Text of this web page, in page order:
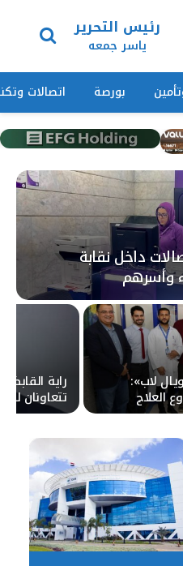
رئيس التحرير
ياسر جمعه
بورصة اتصالات
داخل نقابة
وأسرهم
لاب»:
العلاج
راية
تتعاونان
الصحفي